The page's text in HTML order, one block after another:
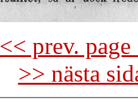
<< prev.
>> nästa